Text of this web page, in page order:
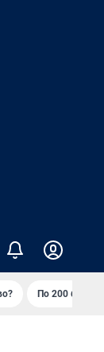
По 200